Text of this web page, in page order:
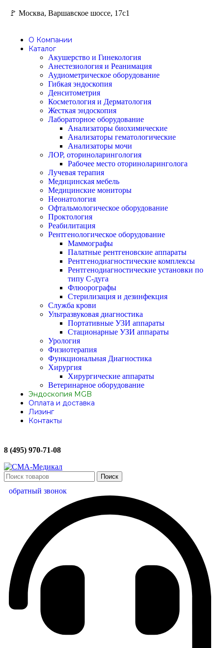
🚩 Москва, Варшавское шоссе, 17с1
О Компании
Каталог
Акушерство и Гинекология
Анестезиология и Реанимация
Аудиометрическое оборудование
Гибкая эндоскопия
Денситометрия
Косметология и Дерматология
Жесткая эндоскопия
Лабораторное оборудование
Анализаторы биохимические
Анализаторы гематологические
Анализаторы мочи
ЛОР, оториноларингология
Рабочее место оториноларинголога
Лучевая терапия
Медицинская мебель
Медицинские мониторы
Неонатология
Офтальмологическое оборудование
Проктология
Реабилитация
Рентгенологическое оборудование
Маммографы
Палатные рентгеновские аппараты
Рентгенодиагностические комплексы
Рентгенодиагностические установки по
типу С-дуга
Флюорографы
Стерилизация и дезинфекция
Служба крови
Ультразвуковая диагностика
Портативные УЗИ аппараты
Стационарные УЗИ аппараты
Урология
Физиотерапия
Функциональная Диагностика
Хирургия
Хирургические аппараты
Ветеринарное оборудование
Эндоскопия MGB
Оплата и доставка
Лизинг
Контакты
8 (495) 970-71-08
Поиск
обратный звонок